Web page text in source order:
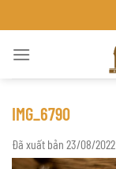
đến
IMG_6790
Đã xuất bản 23/08/2022